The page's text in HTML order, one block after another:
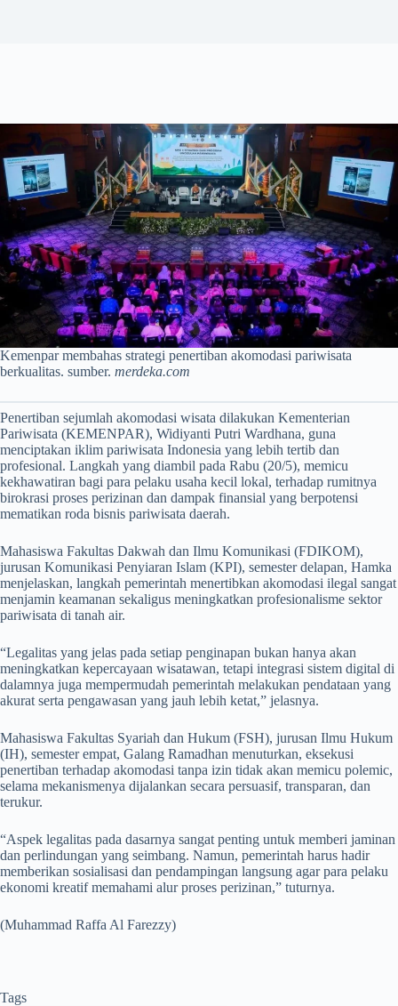
Kemenpar membahas strategi penertiban akomodasi pariwisata
berkualitas. sumber. merdeka.com
Penertiban sejumlah akomodasi wisata dilakukan Kementerian
Pariwisata (KEMENPAR), Widiyanti Putri Wardhana, guna
menciptakan iklim pariwisata Indonesia yang lebih tertib dan
profesional. Langkah yang diambil pada Rabu (20/5), memicu
kekhawatiran bagi para pelaku usaha kecil lokal, terhadap rumitnya
birokrasi proses perizinan dan dampak finansial yang berpotensi
mematikan roda bisnis pariwisata daerah.
Mahasiswa Fakultas Dakwah dan Ilmu Komunikasi (FDIKOM),
jurusan Komunikasi Penyiaran Islam (KPI), semester delapan, Hamka
menjelaskan, langkah pemerintah menertibkan akomodasi ilegal sangat
menjamin keamanan sekaligus meningkatkan profesionalisme sektor
pariwisata di tanah air.
“Legalitas yang jelas pada setiap penginapan bukan hanya akan
meningkatkan kepercayaan wisatawan, tetapi integrasi sistem digital di
dalamnya juga mempermudah pemerintah melakukan pendataan yang
akurat serta pengawasan yang jauh lebih ketat,” jelasnya.
​Mahasiswa Fakultas Syariah dan Hukum (FSH), jurusan Ilmu Hukum
(IH), semester empat, Galang Ramadhan menuturkan, eksekusi
penertiban terhadap akomodasi tanpa izin tidak akan memicu polemic,
selama mekanismenya dijalankan secara persuasif, transparan, dan
terukur.
“Aspek legalitas pada dasarnya sangat penting untuk memberi jaminan
dan perlindungan yang seimbang. Namun, pemerintah harus hadir
memberikan sosialisasi dan pendampingan langsung agar para pelaku
ekonomi kreatif memahami alur proses perizinan,” tuturnya.
(Muhammad Raffa Al Farezzy)
Tags